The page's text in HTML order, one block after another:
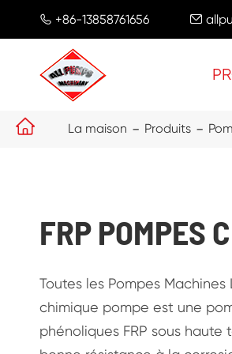
 +86-13858761656 
 La maison Produits
FRP POMPES
Toutes les Pompes
chimique pompe est une
phénoliques FRP sous